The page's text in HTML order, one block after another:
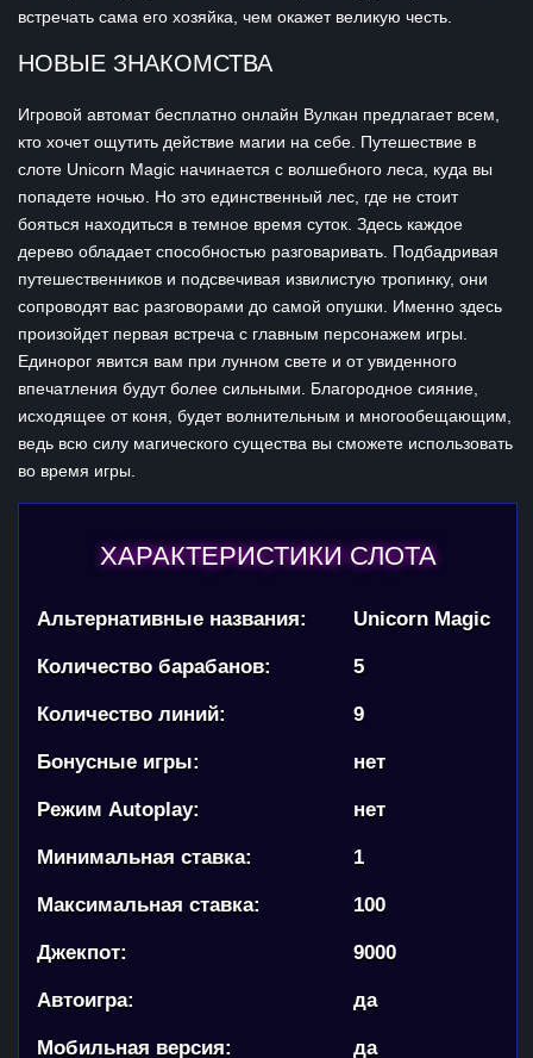
встречать сама его хозяйка, чем окажет великую честь.
НОВЫЕ ЗНАКОМСТВА
Игровой автомат бесплатно онлайн Вулкан предлагает всем,
кто хочет ощутить действие магии на себе. Путешествие в
слоте Unicorn Magic начинается с волшебного леса, куда вы
попадете ночью. Но это единственный лес, где не стоит
бояться находиться в темное время суток. Здесь каждое
дерево обладает способностью разговаривать. Подбадривая
путешественников и подсвечивая извилистую тропинку, они
сопроводят вас разговорами до самой опушки. Именно здесь
произойдет первая встреча с главным персонажем игры.
Единорог явится вам при лунном свете и от увиденного
впечатления будут более сильными. Благородное сияние,
исходящее от коня, будет волнительным и многообещающим,
ведь всю силу магического существа вы сможете использовать
во время игры.
ХАРАКТЕРИСТИКИ СЛОТА
Альтернативные названия: Unicorn Magic
Количество барабанов: 5
Количество линий: 9
Бонусные игры: нет
Режим Autoplay: нет
Минимальная ставка: 1
Максимальная ставка: 100
Джекпот: 9000
Автоигра: да
Мобильная версия: да